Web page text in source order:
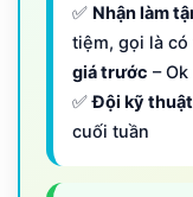
✅ Nhận làm
tiệm, gọi là có
giá trước –
✅Đội kỹ
cuối tuần